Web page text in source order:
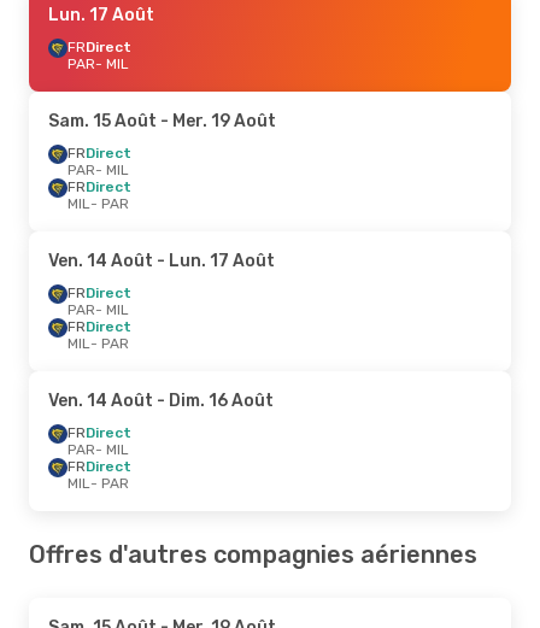
Lun. 17 Août
FRDirect
PAR- MIL
Sam. 15 Août - Mer. 19 Août
FRDirect
PAR- MIL
FRDirect
MIL- PAR
Ven. 14 Août - Lun. 17 Août
FRDirect
PAR- MIL
FRDirect
MIL- PAR
Ven. 14 Août - Dim. 16 Août
FRDirect
PAR- MIL
FRDirect
MIL- PAR
Offres d'autres compagnies aériennes